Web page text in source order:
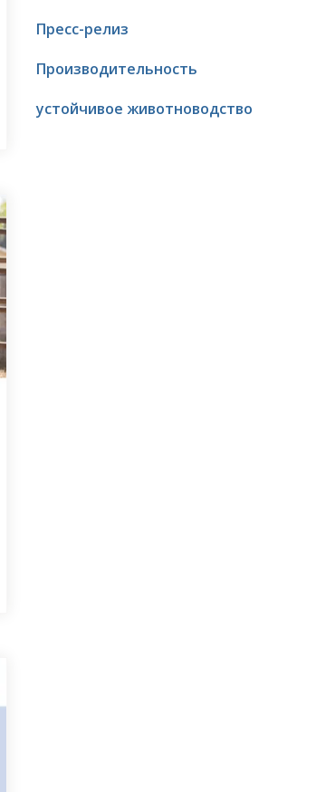
Пресс-релиз
Производительность
устойчивое животноводство